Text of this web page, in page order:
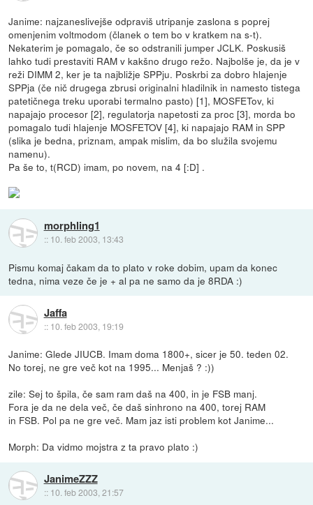
Janime: najzaneslivejše odpraviš utripanje zaslona s poprej
omenjenim voltmodom (članek o tem bo v kratkem na s-t).
Nekaterim je pomagalo, če so odstranili jumper JCLK. Poskusiš
lahko tudi prestaviti RAM v kakšno drugo režo. Najbolše je, da je v
reži DIMM 2, ker je ta najbližje SPPju. Poskrbi za dobro hlajenje
SPPja (če nič drugega zbrusi originalni hladilnik in namesto tistega
patetičnega treku uporabi termalno pasto) [1], MOSFETov, ki
napajajo procesor [2], regulatorja napetosti za proc [3], morda bo
pomagalo tudi hlajenje MOSFETOV [4], ki napajajo RAM in SPP
(slika je bedna, priznam, ampak mislim, da bo služila svojemu
namenu).
Pa še to, t(RCD) imam, po novem, na 4 [:D] .
morphling1
:: 10. feb 2003, 13:43
Pismu komaj čakam da to plato v roke dobim, upam da konec
tedna, nima veze če je + al pa ne samo da je 8RDA :)
Jaffa
:: 10. feb 2003, 19:19
Janime: Glede JIUCB. Imam doma 1800+, sicer je 50. teden 02.
No torej, ne gre več kot na 1995... Menjaš ? :))
zile: Sej to špila, če sam ram daš na 400, in je FSB manj.
Fora je da ne dela več, če daš sinhrono na 400, torej RAM
in FSB. Pol pa ne gre več. Mam jaz isti problem kot Janime...
Morph: Da vidmo mojstra z ta pravo plato :)
JanimeZZZ
:: 10. feb 2003, 21:57